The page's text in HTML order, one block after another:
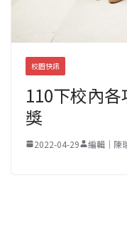
校園快訊
110下校內
獎
2022-04-29 編輯｜陳